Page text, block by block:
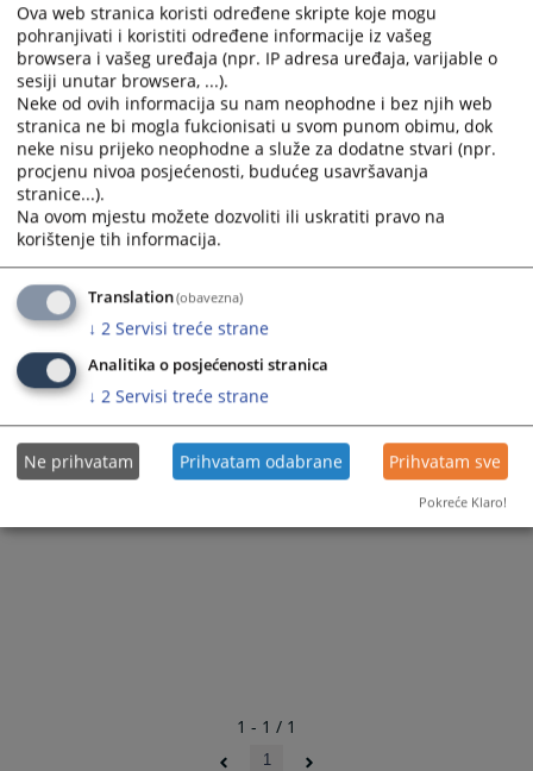
1 - 1 / 1
1
Ova web stranica koristi određene skripte koje mogu
pohranjivati i koristiti određene informacije iz vašeg
browsera i vašeg uređaja (npr. IP adresa uređaja, varijable o
sesiji unutar browsera, ...).
Neke od ovih informacija su nam neophodne i bez njih web
stranica ne bi mogla fukcionisati u svom punom obimu, dok
neke nisu prijeko neophodne a služe za dodatne stvari (npr.
procjenu nivoa posjećenosti, budućeg usavršavanja
stranice...).
Na ovom mjestu možete dozvoliti ili uskratiti pravo na
korištenje tih informacija.
Translation(obavezna)
↓ 2 Servisi treće strane
Analitika o posjećenosti stranica
↓ 2 Servisi treće strane
Ne prihvatam Prihvatam odabrane Prihvatam sve
Pokreće Klaro!